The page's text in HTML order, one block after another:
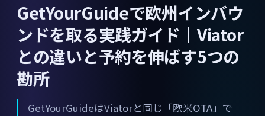
GetYourGuideで欧州インバウ
ンドを取る実践ガイド｜Viator
との違いと予約を伸ばす5つの
勘所
GetYourGuideはViatorと同じ「欧米OTA」で